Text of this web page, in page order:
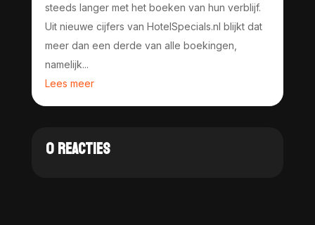
steeds langer met het boeken van hun verblijf.
Uit nieuwe cijfers van HotelSpecials.nl blijkt dat
meer dan een derde van alle boekingen,
namelijk...
Lees meer
0 REACTIES